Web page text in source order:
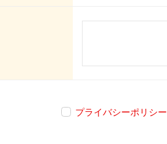
プライバシーポリシー